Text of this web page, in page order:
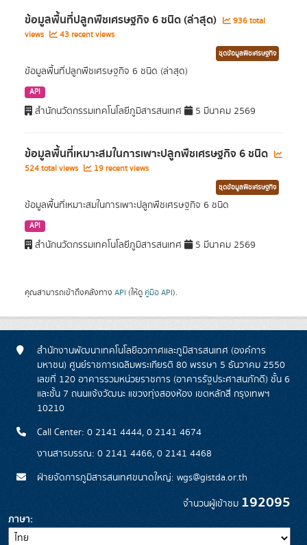
ข้อมูลพื้นที่ปลูกพืชเศรษฐกิจ 6 ชนิด (ล่าสุด)
936 total
views
43 recent views
ชุดข้อมูลพืชเศรษฐกิจ
ข้อมูลพื้นที่ปลูกพืชเศรษฐกิจ 6 ชนิด (ล่าสุด)
API
สำนักนวัตกรรมเทคโนโลยีภูมิสารสนเทศ 5 มีนาคม 2569
ข้อมูลพื้นที่เหมาะสมในการเพาะปลูกพืชเศรษฐกิจ 6 ชนิด
524 total views 19 recent views
ชุดข้อมูลพืชเศรษฐกิจ
ข้อมูลพื้นที่เหมาะสมในการเพาะปลูกพืชเศรษฐกิจ 6 ชนิด
API
สำนักนวัตกรรมเทคโนโลยีภูมิสารสนเทศ 5 มีนาคม 2569
คุณสามารถเข้าถึงคลังทาง API (ให้ดู คู่มือ API).
สำนักงานพัฒนาเทคโนโลยีอวกาศและภูมิสารสนเทศ (องค์การ
มหาชน) ศูนย์ราชการเฉลิมพระเกียรติ 80 พรรษา 5 ธันวาคม 2550
เลขที่ 120 อาคารรวมหน่วยราชการ (อาคารรัฐประศาสนภักดี) ชั้น 6
และชั้น 7 ถนนแจ้งวัฒนะ แขวงทุ่งสองห้อง เขตหลักสี่ กรุงเทพฯ
10210
Call Center: 0 2141 4444, 0 2141 4674
งานสารบรรณ: 0 2141 4466, 0 2141 4468
ฝ่ายจัดการภูมิสารสนเทศขนาดใหญ่: wgs@gistda.or.th
จำนวนผู้เข้าชม 192095
ภาษา